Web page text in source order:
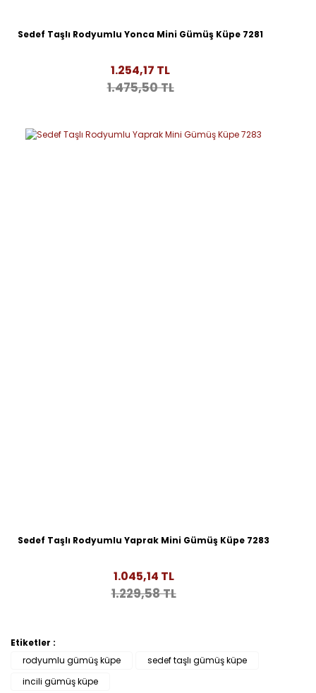
Sedef Taşlı Rodyumlu Yonca Mini Gümüş Küpe 7281
1.254,17 TL
1.475,50 TL
Sedef Taşlı Rodyumlu Yaprak Mini Gümüş Küpe 7283
1.045,14 TL
1.229,58 TL
Etiketler :
rodyumlu gümüş küpe
sedef taşlı gümüş küpe
incili gümüş küpe